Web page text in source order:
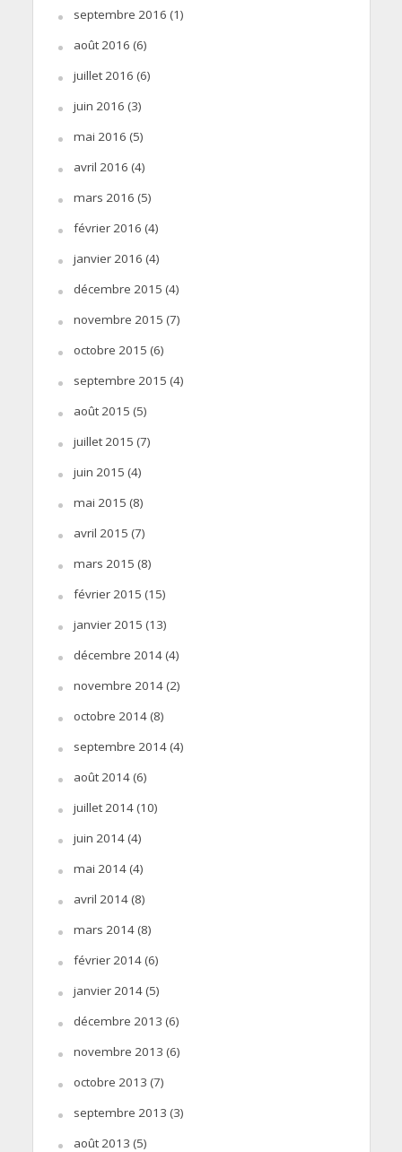
septembre 2016 (1)
août 2016 (6)
juillet 2016 (6)
juin 2016 (3)
mai 2016 (5)
avril 2016 (4)
mars 2016 (5)
février 2016 (4)
janvier 2016 (4)
décembre 2015 (4)
novembre 2015 (7)
octobre 2015 (6)
septembre 2015 (4)
août 2015 (5)
juillet 2015 (7)
juin 2015 (4)
mai 2015 (8)
avril 2015 (7)
mars 2015 (8)
février 2015 (15)
janvier 2015 (13)
décembre 2014(4)
novembre 2014(2)
octobre 2014(8)
septembre 2014(4)
août 2014(6)
juillet 2014(10)
juin 2014(4)
mai 2014(4)
avril 2014(8)
mars 2014(8)
février 2014(6)
janvier 2014(5)
décembre 2013 (6)
novembre 2013 (6)
octobre 2013 (7)
septembre 2013 (3)
août 2013 (5)